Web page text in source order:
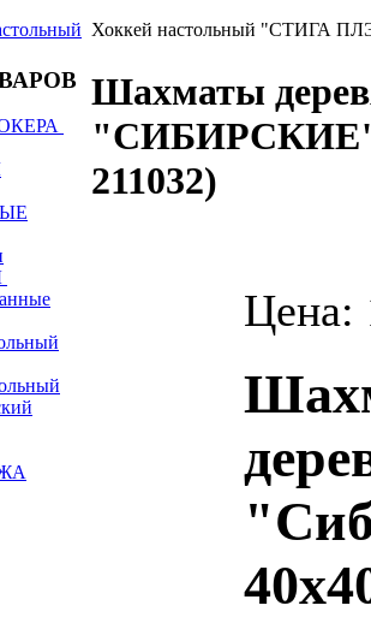
Хоккей настольный "СТИГА
Шахматы
"СИБИРСКИЕ"
211032)
Цена: